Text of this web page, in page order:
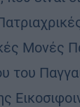
Μονές
του